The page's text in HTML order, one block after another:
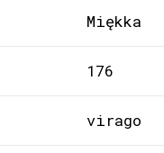
Miękka
176
virago